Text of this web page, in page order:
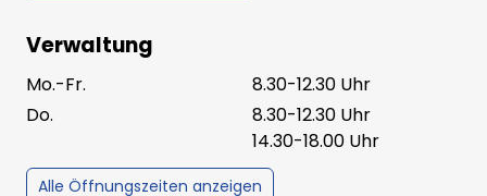
Verwaltung
Mo.-Fr.
8.30-12.30 Uhr
Do.
8.30-12.30 Uhr
14.30-18.00 Uhr
Alle Öffnungszeiten anzeigen